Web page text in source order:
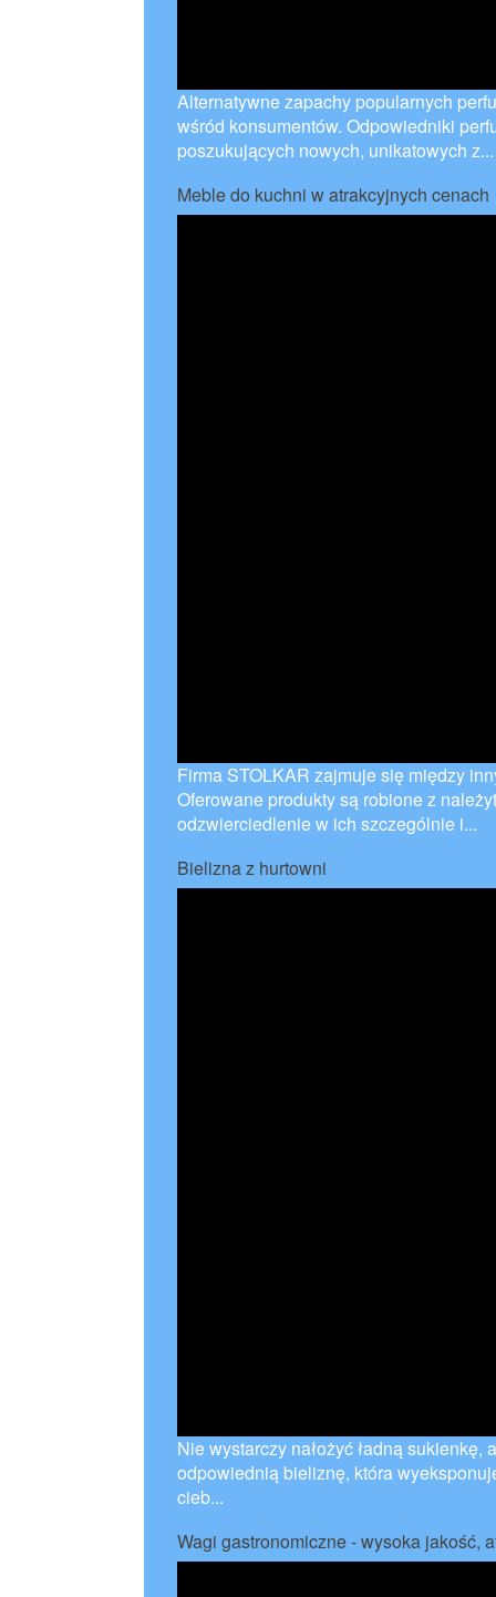
Alternatywne zapachy popularnych
wśród konsumentów. Odpowiedniki
poszukujących nowych, unikatowych z...
Meble do kuchni w atrakcyjnych cenach
Firma STOLKAR zajmuje się między
Oferowane produkty są robione z
odzwierciedlenie w ich szczególnie i...
Bielizna z hurtowni
Nie wystarczy nałożyć ładną
odpowiednią bieliznę, która
cieb...
Wagi gastronomiczne - wysoka jakość,